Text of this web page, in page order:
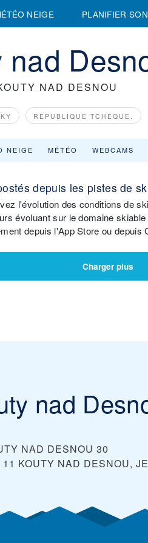
NEIGE PLANIFIER
nad
NAD DESNOU
RÉPUBLIQUE TCHÈQUE.
NEIGE MÉTÉO WEBCAMS
depuis les pistes de
l'évolution des conditions de
évoluant sur le domaine
depuis l'App Store ou depuis
Charger plus
nad
NAD DESNOU 30
11 KOUTY NAD DESNOU,